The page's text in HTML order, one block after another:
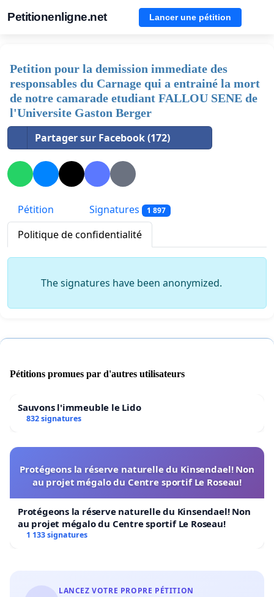
Petitionenligne.net Lancer une pétition
Petition pour la demission immediate des
responsables du Carnage qui a entrainé la mort
de notre camarade etudiant FALLOU SENE de
l'Universite Gaston Berger
Partager sur Facebook (172)
Pétition Signatures 1 897
Politique de confidentialité
The signatures have been anonymized.
Pétitions promues par d'autres utilisateurs
Sauvons l'immeuble le Lido
832 signatures
Protégeons la réserve naturelle du Kinsendael! Non
au projet mégalo du Centre sportif Le Roseau!
Protégeons la réserve naturelle du Kinsendael! Non
au projet mégalo du Centre sportif Le Roseau!
1 133 signatures
LANCEZ VOTRE PROPRE PÉTITION